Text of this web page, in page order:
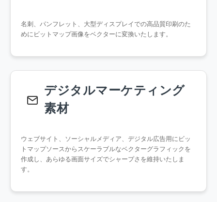
名刺、パンフレット、大型ディスプレイでの高品質印刷のた
めにビットマップ画像をベクターに変換いたします。
デジタルマーケティング
素材
ウェブサイト、ソーシャルメディア、デジタル広告用にビッ
トマップソースからスケーラブルなベクターグラフィックを
作成し、あらゆる画面サイズでシャープさを維持いたしま
す。